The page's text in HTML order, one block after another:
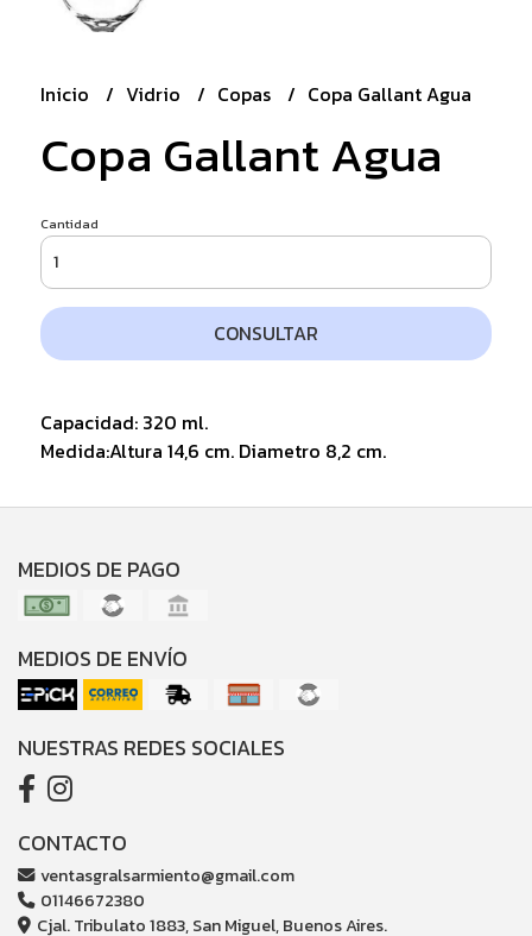
Inicio Vidrio Copas Copa Gallant Agua
Copa Gallant Agua
Cantidad
CONSULTAR
Capacidad: 320 ml.
Medida:Altura 14,6 cm. Diametro 8,2 cm.
MEDIOS DE PAGO
MEDIOS DE ENVÍO
NUESTRAS REDES SOCIALES
CONTACTO
ventasgralsarmiento@gmail.com
01146672380
Cjal. Tribulato 1883, San Miguel, Buenos Aires.